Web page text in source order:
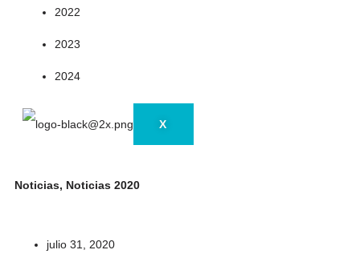
2022
2023
2024
X
Noticias, Noticias 2020
julio 31, 2020